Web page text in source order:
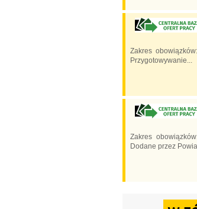
Zakres
Przygotowywanie...
Zakres
Dodane przez